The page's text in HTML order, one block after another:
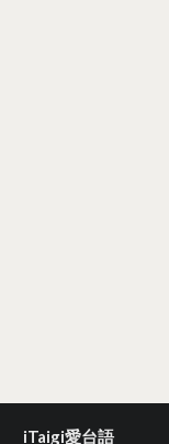
iTaigi愛台語